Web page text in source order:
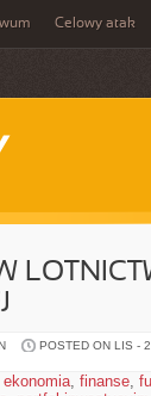
Celowy atak
POSTED ON LIS -
ekonomia, finanse,